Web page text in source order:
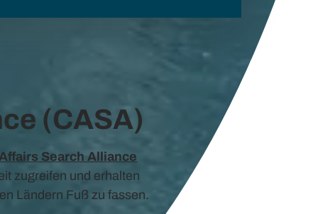
(CASA)
Search Alliance
zugreifen und erhalten
Ländern Fuß zu fassen.